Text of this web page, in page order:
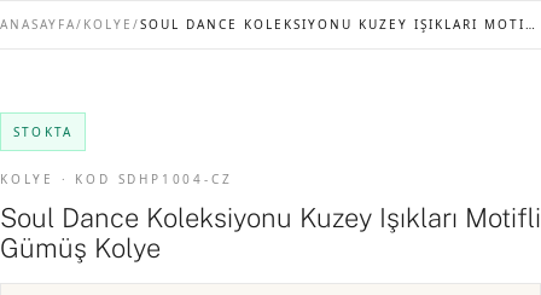
ANASAYFA/ KOLYE / SOUL DANCE KOLEKSIYONU KUZEY IŞIKLARI MOTIFLI GÜMÜŞ KOLYE
STOKTA
KOLYE · KOD SDHP1004-CZ
Soul Dance Koleksiyonu Kuzey Işıkları Motifli
Gümüş Kolye